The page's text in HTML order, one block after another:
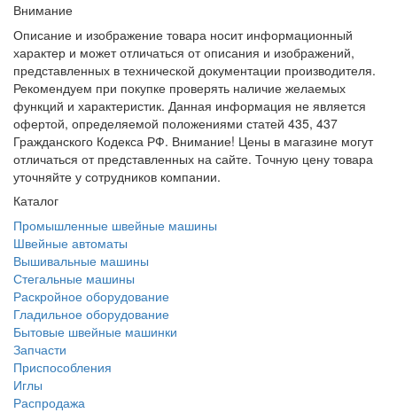
Внимание
Описание и изображение товара носит информационный
характер и может отличаться от описания и изображений,
представленных в технической документации производителя.
Рекомендуем при покупке проверять наличие желаемых
функций и характеристик. Данная информация не является
офертой, определяемой положениями статей 435, 437
Гражданского Кодекса РФ. Внимание! Цены в магазине могут
отличаться от представленных на сайте. Точную цену товара
уточняйте у сотрудников компании.
Каталог
Промышленные швейные машины
Швейные автоматы
Вышивальные машины
Стегальные машины
Раскройное оборудование
Гладильное оборудование
Бытовые швейные машинки
Запчасти
Приспособления
Иглы
Распродажа